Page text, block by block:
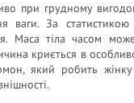
при грудному
ваги. За
Маса тіла часом
криється в
який робить